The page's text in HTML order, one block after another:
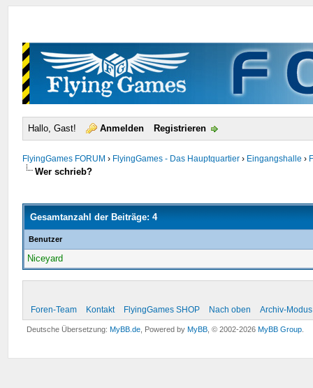
Hallo, Gast! Anmelden Registrieren
FlyingGames FORUM › FlyingGames - Das Hauptquartier › Eingangshalle ›
Wer schrieb?
Gesamtanzahl der Beiträge: 4
Benutzer
Niceyard
Foren-Team Kontakt FlyingGames SHOP Nach oben Archiv-Modus
Deutsche Übersetzung:MyBB.de , Powered byMyBB , © 2002-2026MyBB Group